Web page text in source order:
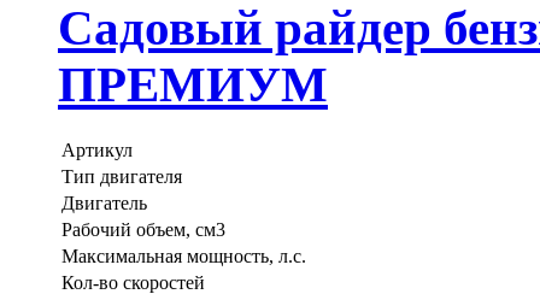
Садовый райдер
ПРЕМИУМ
Артикул
Тип двигателя
Двигатель
Рабочий объем, см3
Максимальная мощность, л.с.
Кол-во скоростей